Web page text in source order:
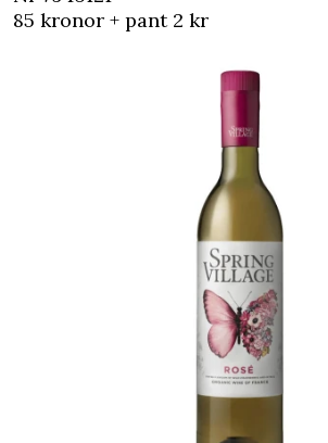
85 kronor + pant 2 kr